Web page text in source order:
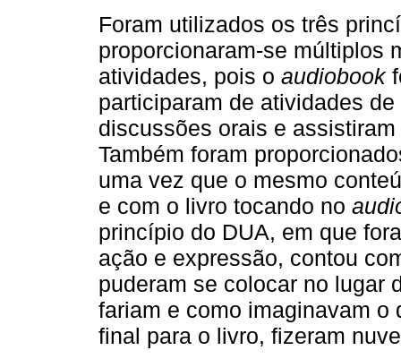
Foram utilizados os três
proporcionaram-se múltiplos
atividades, pois o audiobook
participaram de atividades
discussões orais e assistiram
Também foram
uma vez que o mesmo
e com o livro tocando no
princípio do DUA, em que
ação e expressão, contou
puderam se colocar no lugar
fariam e como imaginavam o
final para o livro, fizeram